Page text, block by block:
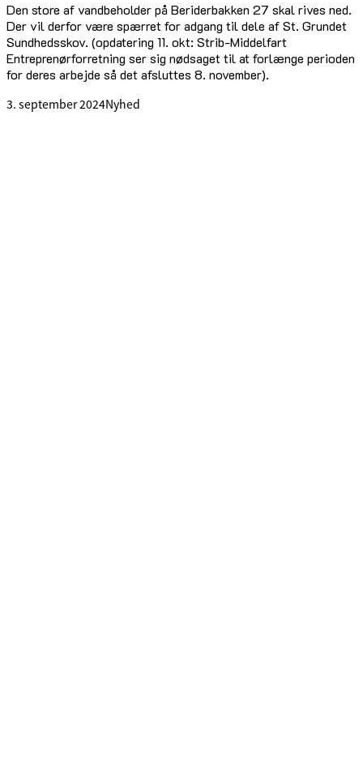
Den store af vandbeholder på Beriderbakken 27 skal rives ned.
Der vil derfor være spærret for adgang til dele af St. Grundet
Sundhedsskov. (opdatering 11. okt: Strib-Middelfart
Entreprenørforretning ser sig nødsaget til at forlænge perioden
for deres arbejde så det afsluttes 8. november).
3. september 2024Nyhed